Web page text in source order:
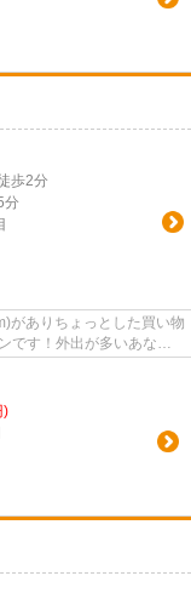
歩2分
分
がありちょっとした買い物
です！外出が多いあなた
)